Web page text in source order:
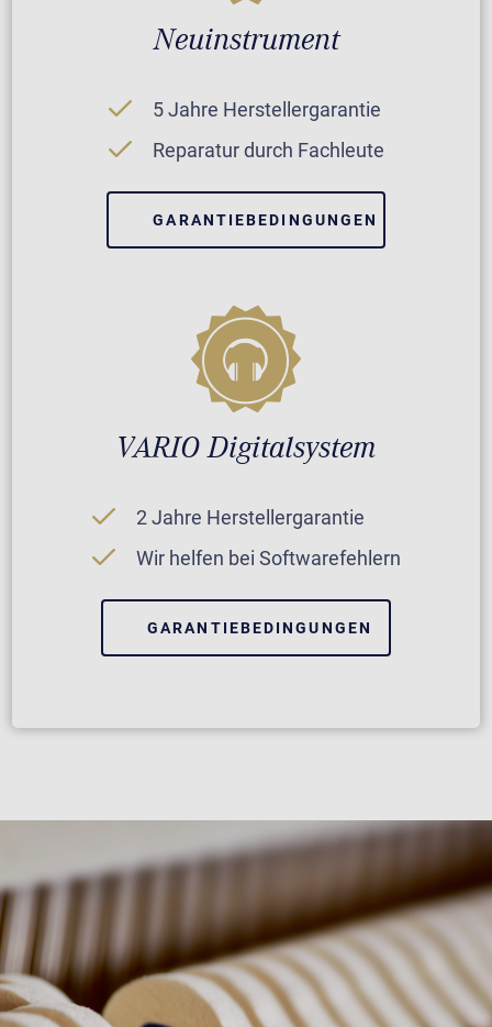
Neuinstrument
5 Jahre Herstellergarantie
Reparatur durch Fachleute
GARANTIEBEDINGUNGEN
VARIO Digitalsystem
2 Jahre Herstellergarantie
Wir helfen bei Softwarefehlern
GARANTIEBEDINGUNGEN